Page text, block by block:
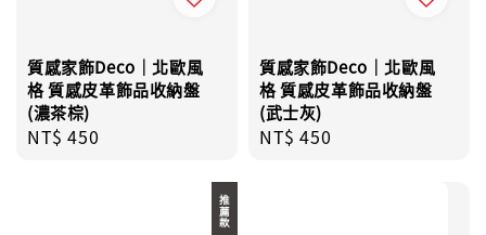
質感家飾Deco｜北歐風
格 質感皮革飾品收納盤
(濃茶棕)
Regular
NT$ 450
質感家飾Deco｜北歐風
格 質感皮革飾品收納盤
(武士灰)
Regular
NT$ 450
推薦款